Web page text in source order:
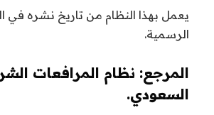
يعمل بهذا النظام من تاريخ نشره في
الرسمية.
المرجع: نظام المرافعات
السعودي.